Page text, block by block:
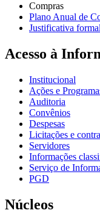
Compras
Plano Anual de
Justificativa
Acesso à
Institucional
Ações e
Auditoria
Convênios
Despesas
Licitações e
Servidores
Informações
Serviço de
PGD
Núcleos